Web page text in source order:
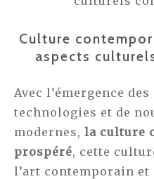
Culture
aspects
Avec l’émergence
technologies et de
modernes, la culture
prospéré, cette
l’art contemporain et